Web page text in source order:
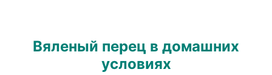
Вяленый перец в домашних
условиях